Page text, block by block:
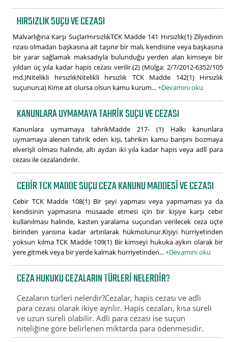
HIRSIZLIK SUÇU VE CEZASI
Malvarlığına Karşı SuçlarHırsızlıkTCK Madde 141 Hırsızlık(1) Zilyedinin
rızası olmadan başkasına ait taşınır bir malı, kendisine veya başkasına
bir yarar sağlamak maksadıyla bulunduğu yerden alan kimseye bir
yıldan üç yıla kadar hapis cezası verilir.(2) (Mülga: 2/7/2012-6352/105
md.)Nitelikli hırsızlıkNitelikli hırsızlık TCK Madde 142(1) Hırsızlık
suçunun;a) Kime ait olursa olsun kamu kurum...+Devamını oku
KANUNLARA UYMAMAYA TAHRIK SUÇU VE CEZASI
Kanunlara uymamaya tahrikMadde 217- (1) Halkı kanunlara
uymamaya alenen tahrik eden kişi, tahrikin kamu barışını bozmaya
elverişli olması halinde, altı aydan iki yıla kadar hapis veya adlî para
cezası ile cezalandırılır.
CEBIR TCK MADDE SUÇU CEZA KANUNU MADDESI VE CEZASI
Cebir TCK Madde 108(1) Bir şeyi yapması veya yapmaması ya da
kendisinin yapmasına müsaade etmesi için bir kişiye karşı cebir
kullanılması halinde, kasten yaralama suçundan verilecek ceza üçte
birinden yarısına kadar artırılarak hükmolunur.Kişiyi hürriyetinden
yoksun kılma TCK Madde 109(1) Bir kimseyi hukuka aykırı olarak bir
yere gitmek veya bir yerde kalmak hürriyetinden...+Devamını oku
CEZA HUKUKU CEZALARIN TÜRLERI NELERDIR?
Cezaların türleri nelerdir?Cezalar, hapis cezası ve adli
para cezası olarak ikiye ayrılır. Hapis cezaları, kısa süreli
ve uzun süreli olabilir. Adli para cezası ise suçun
niteliğine göre belirlenen miktarda para ödenmesidir.